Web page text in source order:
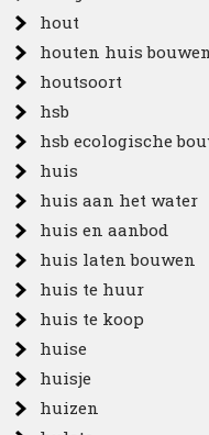
hout
houten huis
houtsoort
hsb
hsb ecologische
huis
huis aan het water
huis en aanbod
huis laten bouwen
huis te huur
huis te koop
huise
huisje
huizen